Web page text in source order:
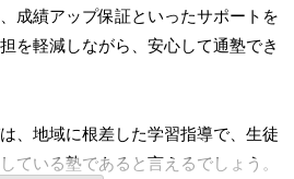
成績アップ保証といったサポートを
を軽減しながら、安心して通塾でき
、地域に根差した学習指導で、生徒
ている塾であると言えるでしょう。